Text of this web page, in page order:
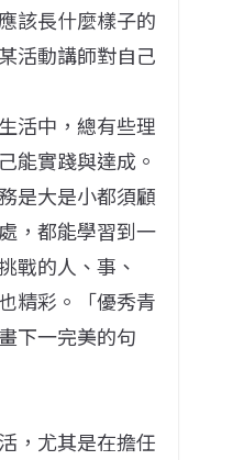
該長什麼樣子的
活動講師對自己
活中，總有些理
能實踐與達成。
是大是小都須顧
，都能學習到一
戰的人、事、
精彩。「優秀青
下一完美的句
，尤其是在擔任